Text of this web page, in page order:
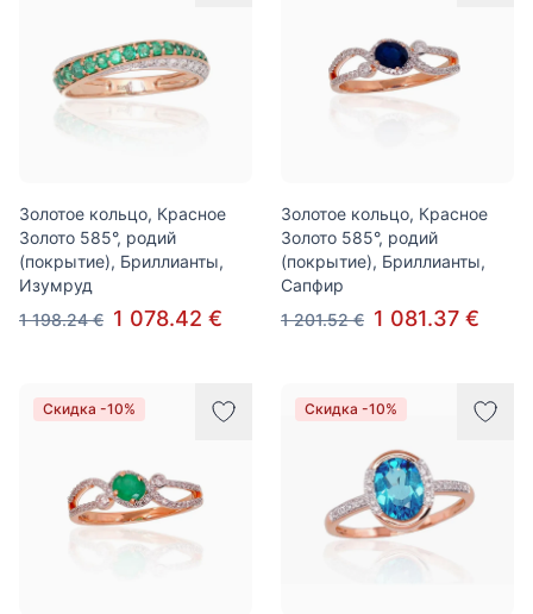
Золотое кольцо, Красное
Золото 585°, родий
(покрытие), Бриллианты,
Изумруд
1 198.24 € 1 078.42 €
Золотое кольцо, Красное
Золото 585°, родий
(покрытие), Бриллианты,
Сапфир
1 201.52 € 1 081.37 €
Скидка -10% Скидка -10%